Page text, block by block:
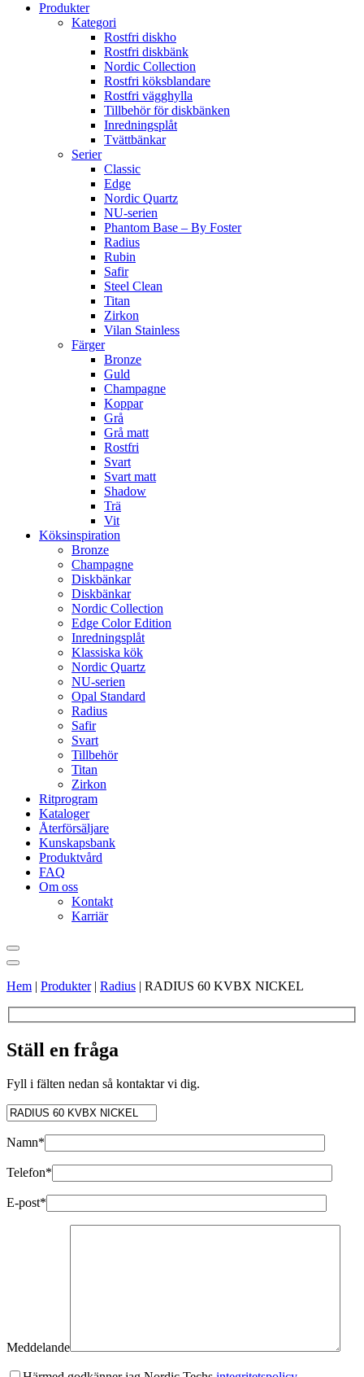
Produkter
Kategori
Rostfri diskho
Rostfri diskbänk
Nordic Collection
Rostfri köksblandare
Rostfri vägghylla
Tillbehör för diskbänken
Inredningsplåt
Tvättbänkar
Serier
Classic
Edge
Nordic Quartz
NU-serien
Phantom Base – By Foster
Radius
Rubin
Safir
Steel Clean
Titan
Zirkon
Vilan Stainless
Färger
Bronze
Guld
Champagne
Koppar
Grå
Grå matt
Rostfri
Svart
Svart matt
Shadow
Trä
Vit
Köksinspiration
Bronze
Champagne
Diskbänkar
Diskbänkar
Nordic Collection
Edge Color Edition
Inredningsplåt
Klassiska kök
Nordic Quartz
NU-serien
Opal Standard
Radius
Safir
Svart
Tillbehör
Titan
Zirkon
Ritprogram
Kataloger
Återförsäljare
Kunskapsbank
Produktvård
FAQ
Om oss
Kontakt
Karriär
Hem | Produkter| Radius | RADIUS 60 KVBX NICKEL
Ställ en fråga
Fyll i fälten nedan så kontaktar vi dig.
Namn*
Telefon*
E-post*
Meddelande